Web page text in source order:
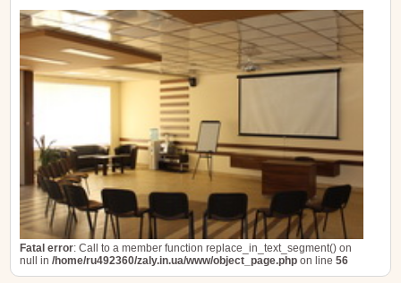
Fatal error: Call to a member function replace_in_text_segment() on
null in /home/ru492360/zaly.in.ua/www/object_page.php on line 56